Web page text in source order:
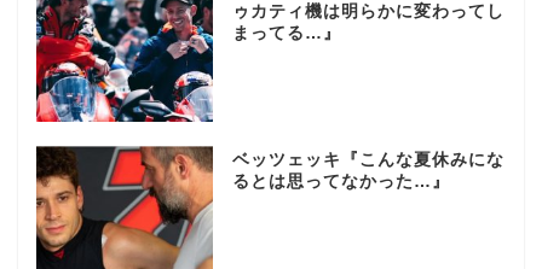
ゥカティ機は明らかに変わってし
まってる…』
ベッツェッキ『こんな夏休みにな
るとは思ってなかった…』